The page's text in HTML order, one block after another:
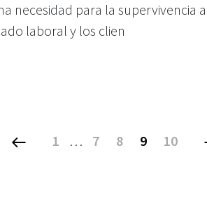
necesidad para la
laboral y los clien
1 … 7 8 9 10